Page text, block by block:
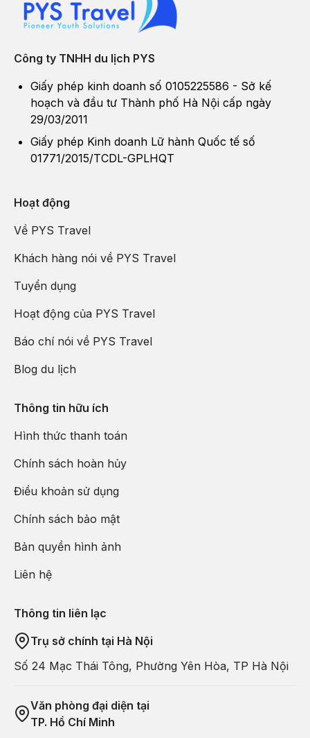
Công ty TNHH du lịch PYS
Giấy phép kinh doanh số 0105225586 - Sở kế
hoạch và đầu tư Thành phố Hà Nội cấp ngày
29/03/2011
Giấy phép Kinh doanh Lữ hành Quốc tế số
01771/2015/TCDL-GPLHQT
Hoạt động
Về PYS Travel
Khách hàng nói về PYS Travel
Tuyển dụng
Hoạt động của PYS Travel
Báo chí nói về PYS Travel
Blog du lịch
Thông tin hữu ích
Hình thức thanh toán
Chính sách hoàn hủy
Điều khoản sử dụng
Chính sách bảo mật
Bản quyền hình ảnh
Liên hệ
Thông tin liên lạc
Trụ sở chính tại Hà Nội
Số 24 Mạc Thái Tông, Phường Yên Hòa, TP Hà Nội
Văn phòng đại diện tại
TP. Hồ Chí Minh